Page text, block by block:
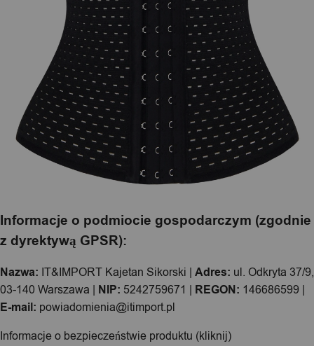
Informacje o podmiocie gospodarczym (zgodnie
z dyrektywą GPSR):
Nazwa: IT&IMPORT Kajetan Sikorski | Adres: ul. Odkryta 37/9,
03-140 Warszawa | NIP: 5242759671 | REGON: 146686599 |
E-mail: powiadomienia@itimport.pl
Informacje o bezpieczeństwie produktu (kliknij)